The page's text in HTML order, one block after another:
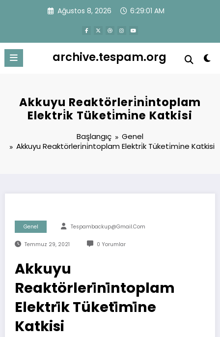
Ağustos 8, 2026 6:29:02 AM
archive.tespam.org
Akkuyu Reaktörleri̇ni̇ntoplam
Elektri̇k Tüketi̇mi̇ne Katkisi
Başlangıç
Genel
Akkuyu Reaktörleri̇ni̇ntoplam Elektri̇k Tüketi̇mi̇ne Katkisi
Genel Tespambackup@gmail.com
Temmuz 29, 2021 0 Yorumlar
Akkuyu
Reaktörleri̇ni̇ntoplam
Elektri̇k Tüketi̇mi̇ne
Katkisi